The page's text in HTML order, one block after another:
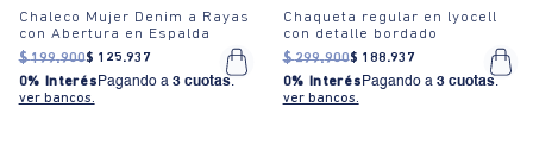
Chaleco Mujer Denim a Rayas
con Abertura en Espalda
$ 199.900$ 125.937
0% Interés Pagando a 3 cuotas.
ver bancos.
Chaqueta regular en lyocell
con detalle bordado
$ 299.900$ 188.937
0% Interés Pagando a 3 cuotas.
ver bancos.